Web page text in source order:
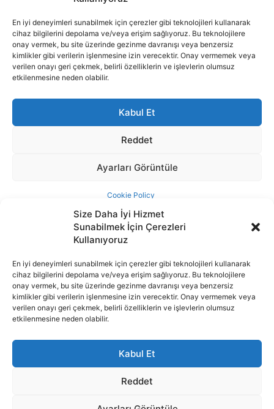
Size Daha İyi Hizmet
Sunabilmek İçin Çerezleri
Kullanıyoruz
En iyi deneyimleri sunabilmek için çerezler gibi teknolojileri kullanarak
cihaz bilgilerini depolama ve/veya erişim sağlıyoruz. Bu teknolojilere
onay vermek, bu site üzerinde gezinme davranışı veya benzersiz
kimlikler gibi verilerin işlenmesine izin verecektir. Onay vermemek veya
verilen onayı geri çekmek, belirli özelliklerin ve işlevlerin olumsuz
etkilenmesine neden olabilir.
Kabul Et
Reddet
İnternet portalımızda yer alan tüm haber metini, resim ve benzeri
içeriğin hakları Sigortamedya Yayıncılık A.Ş.'ye aittir. Hiçbir şekilde
basılı ya da elektronik bir ortamda, kaynak gösterilse bile izin
alınmadan kullanılamaz.